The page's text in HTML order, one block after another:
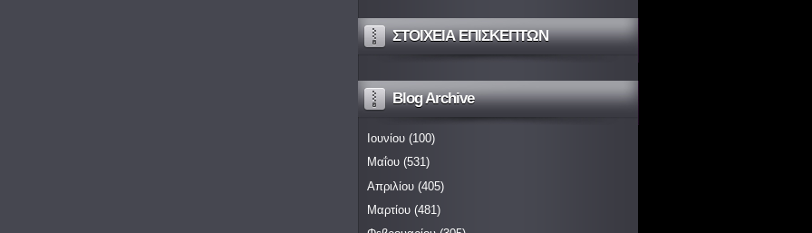
ΣΤΟΙΧΕΙΑ ΕΠΙΣΚΕΠΤΩΝ
Blog Archive
Ιουνίου (100)
Μαΐου (531)
Απριλίου (405)
Μαρτίου (481)